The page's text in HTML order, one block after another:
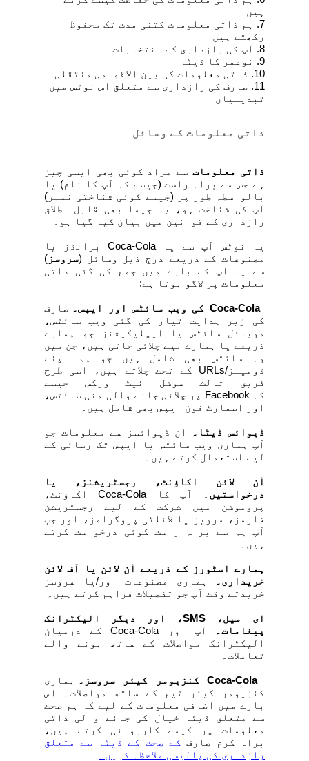
ہیں
7. ہم ذاتی معلومات کتنی مدت تک محفوظ
رکھتے ہیں
8. آپ کی رازداری کے انتخابات
9. نوعمر کا ڈیٹا
10. ذاتی معلومات کی بین الاقوامی منتقلی
11. صارف کی رازداری سے متعلق اس نوٹس میں
تبدیلیاں
ذاتی معلومات کے وسائل
ذاتی معلوماتسے مراد کوئی بھی ایسی چیز
ہے جس سے براہ راست (جیسے کہ آپ کا نام) یا
بالواسطہ طور پر (جیسے کوئی شناختی نمبر)
آپ کی شناخت ہو، یا جیسا بھی قابل اطلاق
رازداری کے قوانین میں بیان کیا گیا ہو۔
یہ نوٹس آپ سے یا Coca-Cola برانڈز یا
مصنوعات کے ذریعے درج ذیل وسائل (سروسز )
سے یا آپ کے بارے میں جمع کی گئی ذاتی
معلومات پر لاگو ہوتا ہے:
Coca-Cola کی ویب سائٹس اور ایپس۔ صارف
کی زیر ہدایت تیار کی گئی ویب سائٹس،
موبائل سائٹس یا ایپلیکیشنز جو ہمارے
ذریعے یا ہمارے لیے چلائی جاتی ہیں، جن میں
وہ سائٹس بھی شامل ہیں جو ہم اپنے
ڈومینز/‏URLs کے تحت چلاتے ہیں، اسی طرح
فریق ثالث سوشل نیٹ ورکس جیسے
کہ Facebook پر چلائی جانے والی منی سائٹس،
اور اسمارٹ فون ایپس بھی شامل ہیں۔
ڈیوائس ڈیٹا۔
ان ڈیوائسز سے معلومات جو
آپ ہماری ویب سائٹس یا ایپس تک رسائی کے
لیے استعمال کرتے ہیں۔
آن لائن اکاؤنٹ، رجسٹریشنز، یا
درخواستیں ۔ آپ کا Coca-Colaاکاؤنٹ،
پروموشن میں شرکت کے لیے رجسٹریشن
فارمز، سرویز یا لائلٹی پروگرامز، اور جب
آپ ہم سے براہ راست کوئی درخواست کرتے
ہیں۔
ہمارے اسٹورز کے ذریعے آن لائن یا آف لائن
خریداری۔
ہماری مصنوعات اور/یا سروسز
خریدتے وقت آپ جو تفصیلات فراہم کرتے ہیں۔
ای میل، SMS، اور دیگر الیکٹرانک
پیغامات۔
آپ اور Coca-Colaکے درمیان
الیکٹرانک مواصلات کے ساتھ ہونے والے
تعاملات۔
Coca-Cola کنزیومر کیئر سروسز۔
ہماری
کنزیومر کیئر ٹیم کے ساتھ مواصلات۔ اس
بارے میں اضافی معلومات کے لیے کہ ہم صحت
سے متعلق ڈیٹا خیال کی جانے والی ذاتی
معلومات پر کیسے کارروائی کرتے ہیں،
براہ کرم صارف کے صحت کے ڈیٹا سے متعلق
رازداری کی پالیسی ملاحظہ کریں۔